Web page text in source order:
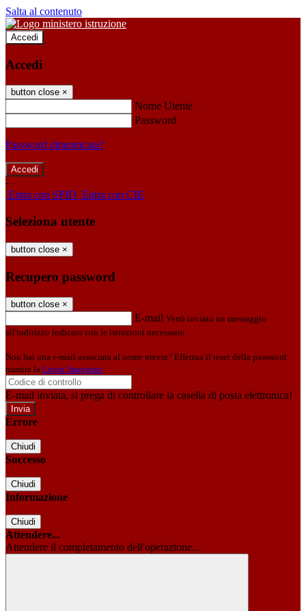
Salta al contenuto
Accedi
Accedi
button close ×
Nome Utente
Password
Password dimenticata?
-
Entra con SPID Entra con CIE
Seleziona utente
button close ×
Recupero password
button close ×
E-mail Verrà inviato un messaggio
all'indirizzo indicato con le istruzioni necessarie.
Non hai una e-mail associata al nome utente? Effettua il reset della password
tramite la Login Spaggiari
E-mail inviata, si prega di controllare la casella di posta elettronica!
Errore
Chiudi
Successo
Chiudi
Informazione
Chiudi
Attendere...
Attendere il completamento dell'operazione...